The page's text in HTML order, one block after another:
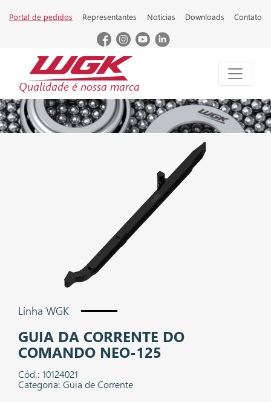
Portal de pedidos Representantes Notícias Downloads Contato
Qualidade é nossa marca
Linha WGK
GUIA DA CORRENTE DO
COMANDO NEO-125
Cód.: 10124021
Categoria: Guia de Corrente